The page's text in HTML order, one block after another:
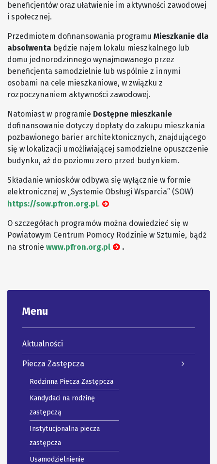
Menu
Aktualności
Piecza Zastępcza
Rodzinna Piecza Zastępcza
Kandydaci na rodzinę
zastępczą
Instytucjonalna piecza
zastępcza
Usamodzielnienie
beneficjentów oraz ułatwienie im aktywności zawodowej
i społecznej.
Przedmiotem dofinansowania programu Mieszkanie dla
absolwenta będzie najem lokalu mieszkalnego lub
domu jednorodzinnego wynajmowanego przez
beneficjenta samodzielnie lub wspólnie z innymi
osobami na cele mieszkaniowe, w związku z
rozpoczynaniem aktywności zawodowej.
Natomiast w programie Dostępne mieszkanie
dofinansowanie dotyczy dopłaty do zakupu mieszkania
pozbawionego barier architektonicznych, znajdującego
się w lokalizacji umożliwiającej samodzielne opuszczenie
budynku, aż do poziomu zero przed budynkiem.
Składanie wniosków odbywa się wyłącznie w formie
elektronicznej w „Systemie Obsługi Wsparcia” (SOW)
https://sow.pfron.org.pl.
O szczegółach programów można dowiedzieć się w
Powiatowym Centrum Pomocy Rodzinie w Sztumie, bądź
na stronie www.pfron.org.pl .